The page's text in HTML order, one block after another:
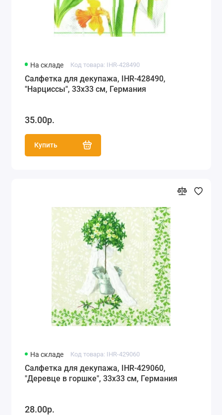
На складе Код товара: IHR-428490
Салфетка для декупажа, IHR-428490,
"Нарциссы", 33х33 см, Германия
35.00р.
Купить
На складе Код товара: IHR-429060
Салфетка для декупажа, IHR-429060,
"Деревце в горшке", 33х33 см, Германия
28.00р.